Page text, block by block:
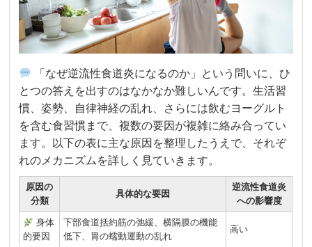
「なぜ逆流性食道炎になるのか」という問いに、ひ
とつの答えを出すのはなかなか難しいんです。生活習
慣、姿勢、自律神経の乱れ、さらには飲むヨーグルト
を含む食習慣まで、複数の要因が複雑に絡み合ってい
ます。以下の表に主な原因を整理したうえで、それぞ
れのメカニズムを詳しく見ていきます。
原因の
分類
具体的な要因
逆流性食道炎
への影響度
身体
的要因
下部食道括約筋の弛緩、横隔膜の機能
低下、胃の蠕動運動の乱れ
高い